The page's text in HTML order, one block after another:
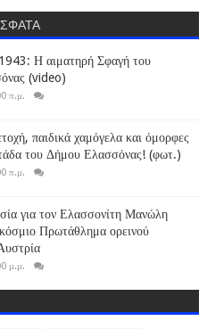
Η αιματηρή Σφαγή του
(video)
π.μ.
παιδικά χαμόγελα και όμορφες
του Δήμου Ελασσόνας! (φωτ.)
π.μ.
για τον Ελασσονίτη Μανώλη
Πρωτάθλημα ορεινού
μ.μ.